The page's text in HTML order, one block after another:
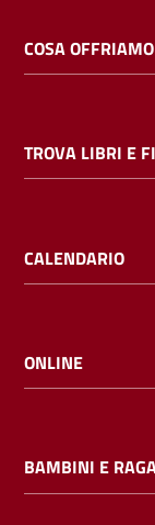
Bambini
E
l
i
cataloghi
COSA OFFRIAMO
TROVA LIBRI E
CALENDARIO
ONLINE
BAMBINI E